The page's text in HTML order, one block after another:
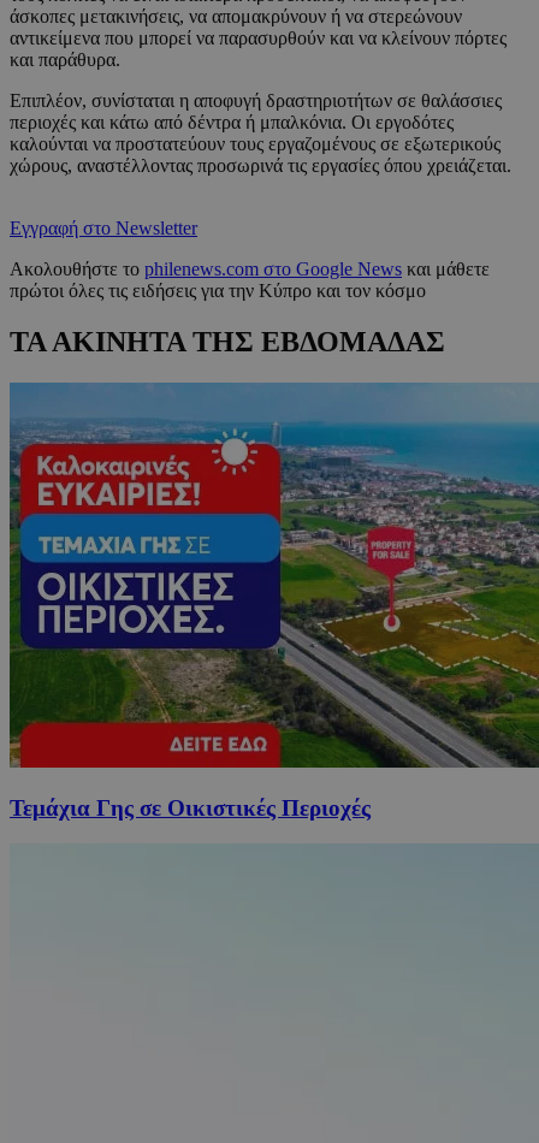
άσκοπες μετακινήσεις, να απομακρύνουν ή να στερεώνουν
αντικείμενα που μπορεί να παρασυρθούν και να κλείνουν πόρτες
και παράθυρα.
Επιπλέον, συνίσταται η αποφυγή δραστηριοτήτων σε θαλάσσιες
περιοχές και κάτω από δέντρα ή μπαλκόνια. Οι εργοδότες
καλούνται να προστατεύουν τους εργαζομένους σε εξωτερικούς
χώρους, αναστέλλοντας προσωρινά τις εργασίες όπου χρειάζεται.
Εγγραφή στο Newsletter
Ακολουθήστε το philenews.com στο Google News και μάθετε
πρώτοι όλες τις ειδήσεις για την Κύπρο και τον κόσμο
ΤΑ ΑΚΙΝΗΤΑ ΤΗΣ ΕΒΔΟΜΑΔΑΣ
Τεμάχια Γης σε Οικιστικές Περιοχές